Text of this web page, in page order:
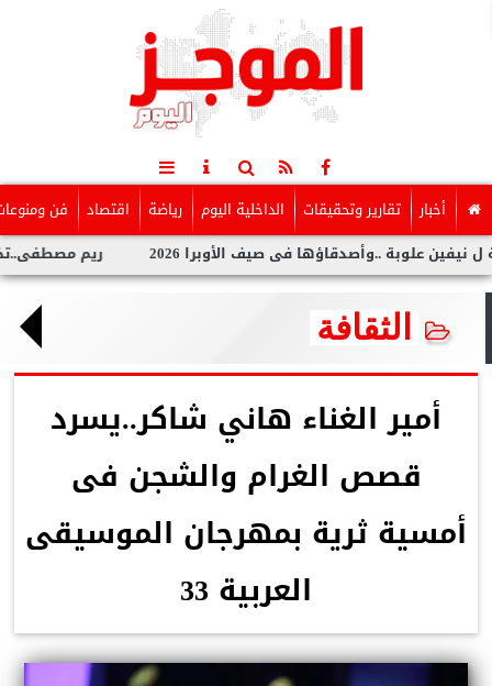
أخبار تقارير وتحقيقات الداخلية اليوم رياضة اقتصاد فن
ريم مصطفى..تخطف الأنظار فى صيف الأوبرا 2026
الثقافة
أمير الغناء هاني شاكر..يسرد
قصص الغرام والشجن فى
أمسية ثرية بمهرجان الموسيقى
العربية 33